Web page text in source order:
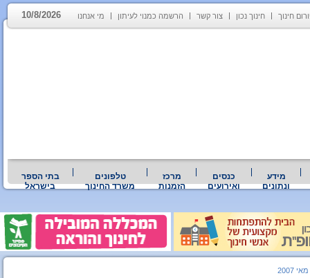
חינוך חינוך נכון צור קשר הרשמה כמנוי לעיתון מי אנחנו 10/8/2026
מידע
ונתונים
כנסים
ואירועים
מרכז
הזמנות
טלפונים
משרד החינוך
בתי הספר
בישראל
2007